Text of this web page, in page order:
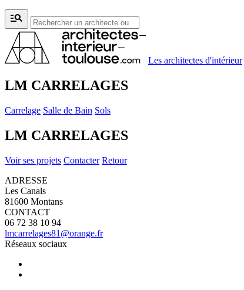
manage_search
Les architectes d'intérieur
LM CARRELAGES
Carrelage Salle de Bain Sols
LM CARRELAGES
Voir ses projets Contacter Retour
ADRESSE
Les Canals
81600 Montans
CONTACT
06 72 38 10 94
lmcarrelages81@orange.fr
Réseaux sociaux